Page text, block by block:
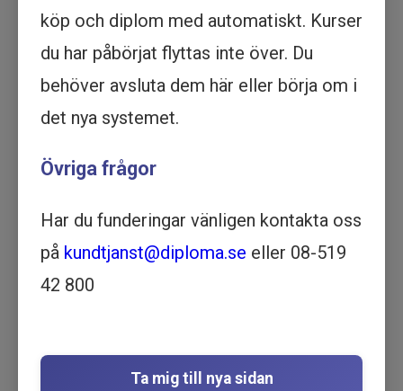
Köp - 2 095 kr
Prova ett delmoment
Ett helhetsperspektiv för
framgång - Affärsutveckling,
kommunikation, arbetsmiljö -
Utbildning online
LEDARSKAP |
VERKSAMHETSUTVECKLING | 45 MINUTER
Lär dig de bästa teknikerna för affärsutveckling
och ta din verksamhet till nästa nivå. Läs vår
köp och diplom med automatiskt. Kurser
du har påbörjat flyttas inte över. Du
behöver avsluta dem här eller börja om i
det nya systemet.
Övriga frågor
Har du funderingar vänligen kontakta oss
på kundtjanst@diploma.se eller 08-519
42 800
Ta mig till nya sidan